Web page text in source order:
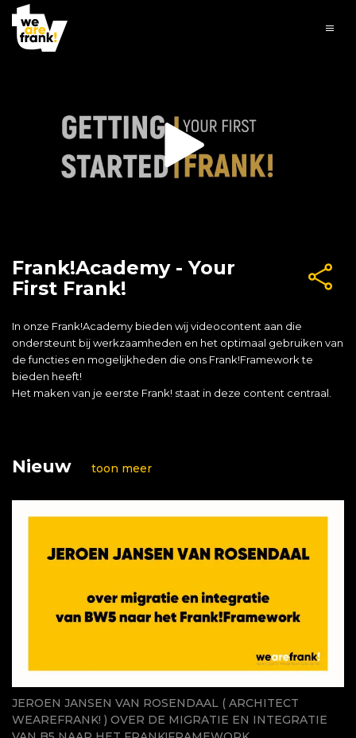
Frank!Academy - Your
First Frank!
In onze Frank!Academy bieden wij videocontent aan die
ondersteunt bij werkzaamheden en het optimaal gebruiken van
de functies en mogelijkheden die ons Frank!Framework te
bieden heeft!
Het maken van je eerste Frank! staat in deze content centraal.
Nieuw toon meer
JEROEN JANSEN VAN ROSENDAAL ( ARCHITECT
WEAREFRANK! ) OVER DE MIGRATIE EN INTEGRATIE